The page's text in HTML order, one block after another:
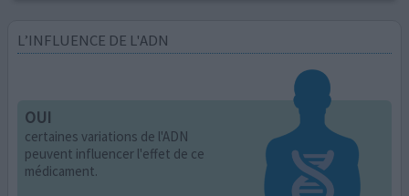
L’INFLUENCE DE L'ADN
OUI
certaines variations de l'ADN
peuvent influencer l'effet de ce
médicament.